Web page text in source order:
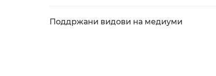
Поддржани видови на медиуми